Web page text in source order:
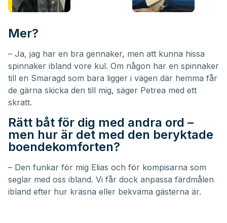
Mer?
– Ja, jag har en bra gennaker, men att kunna hissa
spinnaker ibland vore kul. Om någon har en spinnaker
till en Smaragd som bara ligger i vägen där hemma får
de gärna skicka den till mig, säger Petrea med ett
skratt.
Rätt båt för dig med andra ord –
men hur är det med den beryktade
boendekomforten?
– Den funkar för mig Elias och för kompisarna som
seglar med oss ibland. Vi får dock anpassa färdmålen
ibland efter hur kräsna eller bekväma gästerna är.